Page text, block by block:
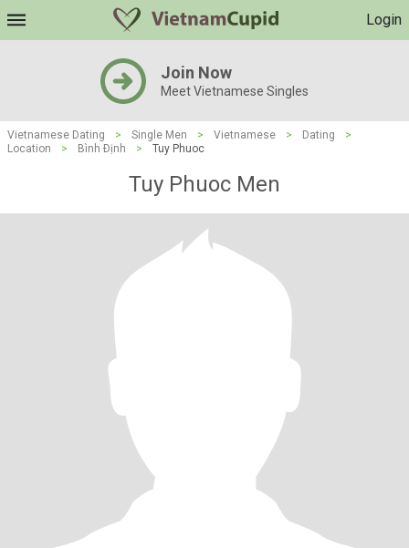
Login
Join Now
Meet Vietnamese Singles
Vietnamese Dating > Single Men > Vietnamese > Dating
>
Location
> Bình Ðịnh > Tuy Phuoc
Tuy Phuoc Men